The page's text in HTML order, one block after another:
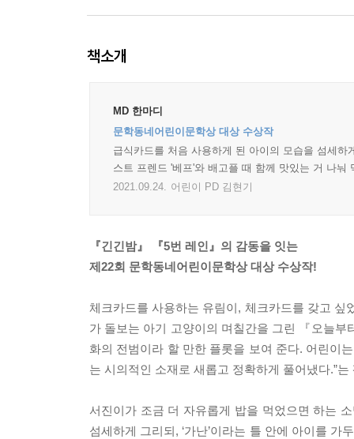
책소개
MD 한마디
문학동네어린이문학상 대상 수상작
급식카드를 처음 사용하게 된 아이의 모습을 섬세
스트 프렌드 '베프'와 배고플 때 함께 맛있는 거 나
2021.09.24. 어린이 PD 김현기
『긴긴밤』 『5번 레인』의 감동을 잇는
제22회 문학동네어린이문학상 대상 수상작!
체크카드를 사용하는 유림이, 체크카드를 갖고
가 돌보는 아기 고양이의 며칠간을 그린 『오늘
화의 전범이라 할 만한 플롯을 보여 준다. 어린이
는 시의적인 소재로 새롭고 정확하게 풀어냈다.”
서진이가 조금 더 자유롭게 밥을 먹었으면 하는
섬세하게 그리되, ‘가난’이라는 틀 안에 아이를